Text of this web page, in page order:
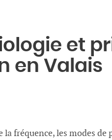
et
en Valais
la fréquence, les modes